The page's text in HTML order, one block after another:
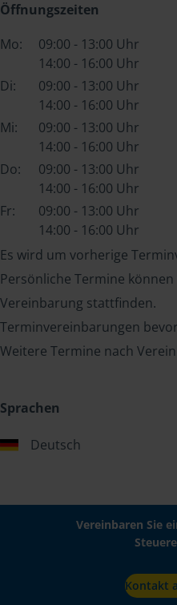
Öffnungszeiten
Mo:
09:00 - 13:00 Uhr
14:00 - 16:00 Uhr
Di:
09:00 - 13:00 Uhr
14:00 - 16:00 Uhr
Mi:
09:00 - 13:00 Uhr
14:00 - 16:00 Uhr
Do:
09:00 - 13:00 Uhr
14:00 - 16:00 Uhr
Fr:
09:00 - 13:00 Uhr
14:00 - 16:00 Uhr
Es wird um vorherige
Persönliche Termine
Vereinbarung stattfinden.
Terminvereinbarungen
Weitere Termine nach
Sprachen
Deutsch
Vereinbaren Sie
Kontakt